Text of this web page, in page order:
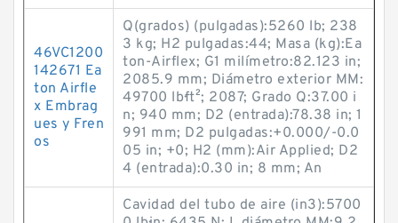
46VC1200
142671 Ea
ton Airfle
x Embrag
ues y Fren
os
Q(grados) (pulgadas):5260 lb; 238
3 kg; H2 pulgadas:44; Masa (kg):Ea
ton-Airflex; G1 milímetro:82.123 in;
2085.9 mm; Diámetro exterior MM:
49700 lb·ft²; 2087; Grado Q:37.00 i
n; 940 mm; D2 (entrada):78.38 in; 1
991 mm; D2 pulgadas:+0.000/-0.0
05 in; +0; H2 (mm):Air Applied; D2
4 (entrada):0.30 in; 8 mm; An
Cavidad del tubo de aire (in3):5700